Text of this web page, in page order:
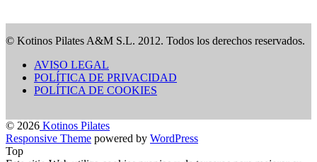
© Kotinos Pilates A&M S.L. 2012. Todos los derechos reservados.
AVISO LEGAL
POLÍTICA DE PRIVACIDAD
POLÍTICA DE COOKIES
© 2026 Kotinos Pilates
Responsive Theme powered by WordPress
Top